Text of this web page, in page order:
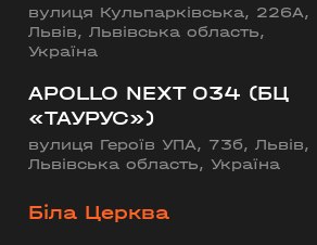
вулиця Кульпарківська, 226А,
Львів, Львівська область,
Україна
APOLLO NEXT 034 (БЦ
«ТАУРУС»)
вулиця Героїв УПА, 73б, Львів,
Львівська область, Україна
Біла Церква